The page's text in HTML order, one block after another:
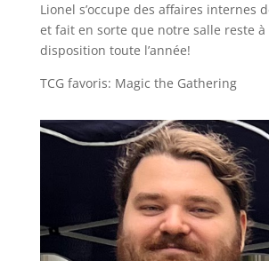
Lionel s’occupe des affaires internes
et fait en sorte que notre salle reste à
disposition toute l’année!
TCG favoris: Magic the Gathering